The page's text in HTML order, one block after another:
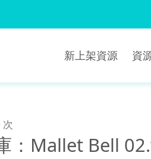
新上架資源 資
次
：Mallet Bell